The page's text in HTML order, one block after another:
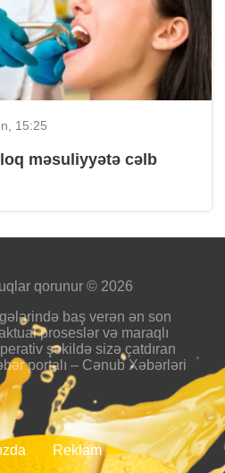
15:25
məsuliyyətə cəlb
qorunur © 2026
baş verən ən son
proseslər və maraqlı
şəkildə sizə çatdıran
portalı – Cənub Xəbərləri
Reklam